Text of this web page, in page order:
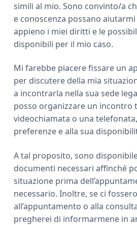
simili al mio. Sono convinto/a
e conoscenza possano
appieno i miei diritti e le
disponibili per il mio caso.
Mi farebbe piacere fissare un
per discutere della mia
a incontrarla nella sua sede
posso organizzare un incontro
videochiamata o una
preferenze e alla sua
A tal proposito, sono
documenti necessari affinché
situazione prima
necessario. Inoltre, se ci
all’appuntamento o alla
pregherei di informarmene in